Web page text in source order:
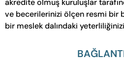
akredite olmuş kuruluşlar
ve becerilerinizi ölçen resmi bir
bir meslek dalındaki